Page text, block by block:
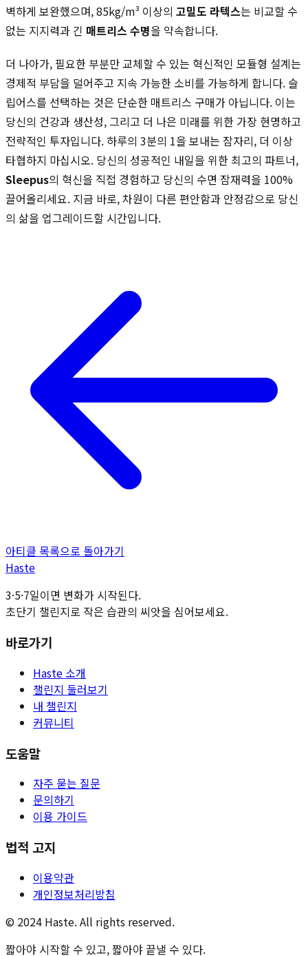
벽하게 보완했으며, 85kg/m³ 이상의 고밀도 라텍스는 비교할 수
없는 지지력과 긴 매트리스 수명을 약속합니다.
더 나아가, 필요한 부분만 교체할 수 있는 혁신적인 모듈형 설계는
경제적 부담을 덜어주고 지속 가능한 소비를 가능하게 합니다. 슬
립어스를 선택하는 것은 단순한 매트리스 구매가 아닙니다. 이는
당신의 건강과 생산성, 그리고 더 나은 미래를 위한 가장 현명하고
전략적인 투자입니다. 하루의 3분의 1을 보내는 잠자리, 더 이상
타협하지 마십시오. 당신의 성공적인 내일을 위한 최고의 파트너,
Sleepus의 혁신을 직접 경험하고 당신의 수면 잠재력을 100%
끌어올리세요. 지금 바로, 차원이 다른 편안함과 안정감으로 당신
의 삶을 업그레이드할 시간입니다.
아티클 목록으로 돌아가기
Haste
3·5·7일이면 변화가 시작된다.
초단기 챌린지로 작은 습관의 씨앗을 심어보세요.
바로가기
Haste 소개
챌린지 둘러보기
내 챌린지
커뮤니티
도움말
자주 묻는 질문
문의하기
이용 가이드
법적 고지
이용약관
개인정보처리방침
© 2024 Haste. All rights reserved.
짧아야 시작할 수 있고, 짧아야 끝낼 수 있다.